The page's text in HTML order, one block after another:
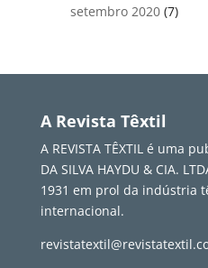
setembro 2020 (7)
A Revista Têxtil
A REVISTA TÊXTIL é uma
DA SILVA HAYDU & CIA.
1931 em prol da indústria
internacional.